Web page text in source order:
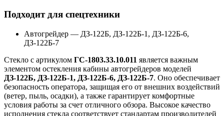
Подходит для спецтехники
Автогрейдер — ДЗ-122Б, ДЗ-122Б-1, ДЗ-122Б-6,
ДЗ-122Б-7
Стекло с артикулом ГС-1803.33.10.011 является важным
элементом остекления кабины автогрейдеров моделей
ДЗ-122Б, ДЗ-122Б-1, ДЗ-122Б-6, ДЗ-122Б-7. Оно обеспечивает
безопасность оператора, защищая его от внешних воздействий
(ветер, пыль, осадки), а также гарантирует комфортные
условия работы за счет отличного обзора. Высокое качество
исполнения стекла соответствует стандартам производителей